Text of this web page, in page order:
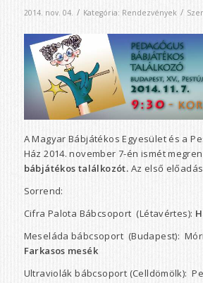
2014. nov. 04. / Kategória: Rendezvények /
A Magyar Bábjátékos Egyesület és a
Ház 2014. november 7-én ismét
bábjátékos találkozót. Az első előadás
Sorrend:
Cifra Palota Bábcsoport (Létavértes):
Meseláda bábcsoport (Budapest):
Farkasos mesék
Ultraviolák bábcsoport (Celldömölk):